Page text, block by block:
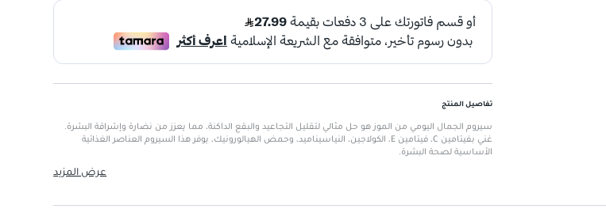
تفاصيل المنتج
سيروم الجمال اليومي من الموز هو حل مثالي لتقليل التجاعيد والبقع الداكنة، مما يعزز من نضارة وإشراقة البشرة.
غني بفيتامين C، فيتامين E، الكولاجين، النياسيناميد، وحمض الهيالورونيك، يوفر هذا السيروم العناصر الغذائية
الأساسية لصحة البشرة.
عرض المزيد